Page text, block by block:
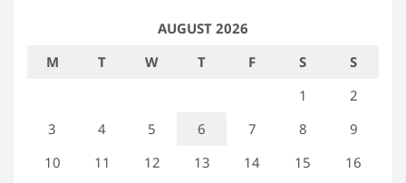
AUGUST 2026
M
T W T F S
S
1
2
3
4 5 6 7 8
9
10
11 12 13 14 15
16